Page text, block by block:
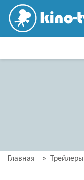
Главная » Трейлеры